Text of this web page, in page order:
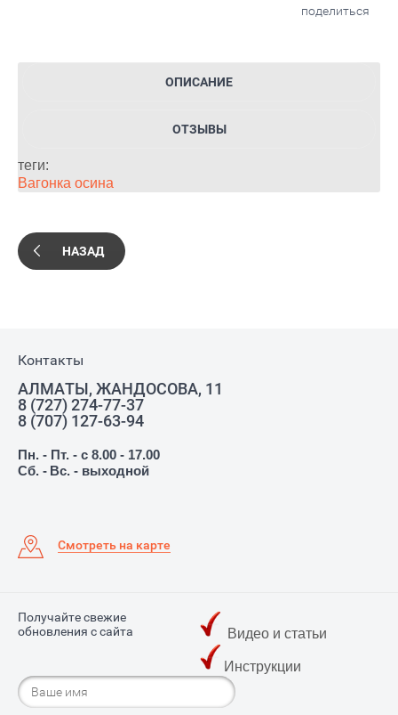
поделиться
ОПИСАНИЕ
ОТЗЫВЫ
теги:
Вагонка осина
НАЗАД
Контакты
АЛМАТЫ, ЖАНДОСОВА, 11
8 (727) 274-77-37
8 (707) 127-63-94
Пн. - Пт. - с 8.00 - 17.00
Сб. - Вс. - выходной
Смотреть на карте
Получайте свежие
обновления с сайта
Видео и статьи
Инструкции